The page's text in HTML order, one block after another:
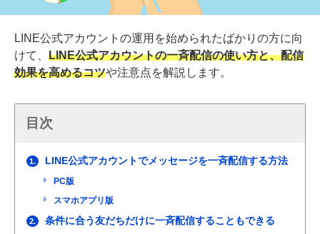
LINE公式アカウントの運用を始められたばかりの方に向
けて、 LINE公式アカウントの一斉配信の使い方と、配信
効果を高めるコツや注意点を解説します。
目次
1. LINE公式アカウントでメッセージを一斉配信する方法
PC版
スマホアプリ版
2. 条件に合う友だちだけに一斉配信することもできる